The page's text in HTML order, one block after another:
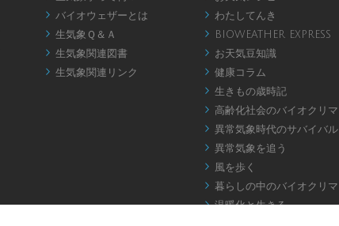
 バイオウェザーとは
 生気象Ｑ＆Ａ
 生気象関連図書
 生気象関連リンク
 わたしてんき
 BIOWEATHER EXPRESS
 お天気豆知識
 健康コラム
 生きもの歳時記
 高齢化社会のバイオクリマ
 異常気象時代のサバイバル
 異常気象を追う
 風を歩く
 暮らしの中のバイオクリマ
 温暖化と生きる